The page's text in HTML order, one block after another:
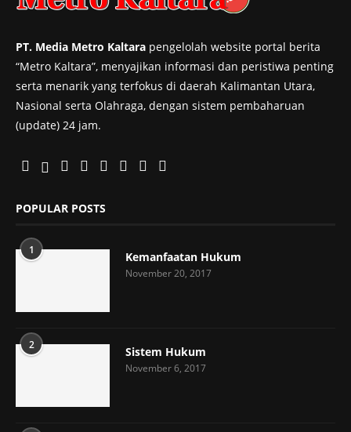
PT. Media Metro Kaltara pengelolah website portal berita
“Metro Kaltara”, menyajikan informasi dan peristiwa penting
serta menarik yang terfokus di daerah Kalimantan Utara,
Nasional serta Olahraga, dengan sistem pembaharuan
(update) 24 jam.
POPULAR POSTS
1 Kemanfaatan Hukum
November 20, 2017
2 Sistem Hukum
November 6, 2017